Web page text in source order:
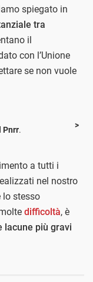
spiegato in
tra
il
con l’Unione
se non vuole
Pnrr.
a tutti i
nel nostro
lo stesso
difficoltà, è
lacune più gravi